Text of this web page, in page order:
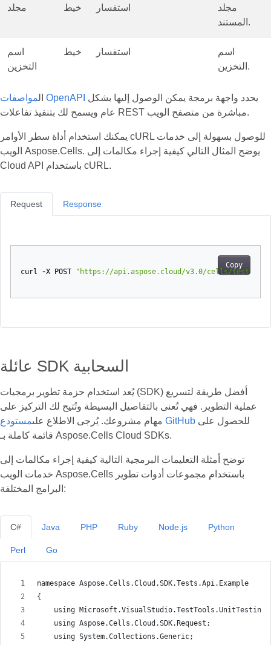
مجلد خيط استفسار
مجلد
المستند.
اسم
التخزين
خيط استفسار
اسم
التخزين.
ال مواصفات OpenAPI
عام ويسمح لك بتنفيذ تفاعلات REST مباشرة من متصفح الويب.
يمكنك استخدام أداة سطر الأوامر cURL للوصول بسهولة إلى خدمات
الويب Aspose.Cells. يوضح المثال التالي كيفية إجراء مكالمات إلى
Cloud API باستخدام cURL.
Request
Copy
curl -X POST "https://api.aspose.cloud/v3.0/cells/
Response
عائلة SDK السحابية
يُعد استخدام حزمة تطوير برمجيات (SDK) أفضل طريقة لتسريع
عملية التطوير. فهي تُعنى بالتفاصيل البسيطة وتُتيح لك التركيز على
مهام مشروعك. يُرجى الاطلاع على مستودع GitHub
قائمة كاملة بـ Aspose.Cells Cloud SDKs.
توضح أمثلة التعليمات البرمجية التالية كيفية إجراء مكالمات إلى
خدمات الويب Aspose.Cells باستخدام مجموعات أدوات تطوير
البرامج المختلفة:
C#
namespace Aspose.Cells.Cloud.SDK.Tests.Api.Example
{
    using Microsoft.VisualStudio.TestTools.UnitTesting;
    using Aspose.Cells.Cloud.SDK.Request;
    using System.Collections.Generic;
Java PHP Ruby Node.js Python
Perl Go